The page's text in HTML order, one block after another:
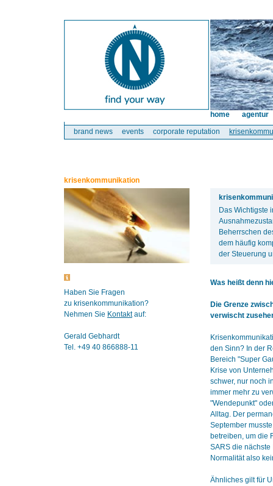
brand news events corporate reputation
home agentur
krisenkommunikation
Haben Sie Fragen
zu krisenkommunikation?
Nehmen Sie Kontaktauf:
Gerald Gebhardt
Tel. +49 40 866888-11
Das Wichtigste
Beherrschen
dem häufig
der Steuerung
Was heißt denn
Die Grenze
verwischt
den Sinn? In der
Bereich "Super
Krise von
schwer, nur noch
immer mehr zu
"Wendepunkt"
Alltag. Der
September
betreiben, um die
SARS die nächste
Normalität also
Ähnliches gilt für